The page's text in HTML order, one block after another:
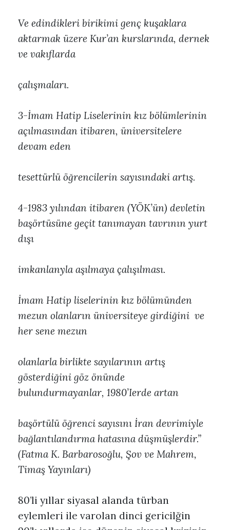
Ve edindikleri birikimi genç kuşaklara
aktarmak üzere Kur’an kurslarında, dernek
ve vakıflarda
çalışmaları.
3-İmam Hatip Liselerinin kız bölümlerinin
açılmasından itibaren, üniversitelere
devam eden
tesettürlü öğrencilerin sayısındaki artış.
4-1983 yılından itibaren (YÖK’ün) devletin
başörtüsüne geçit tanımayan tavrının yurt
dışı
imkanlanyla aşılmaya çalışılması.
İmam Hatip liselerinin kız bölümünden
mezun olanların üniversiteye girdiğini ve
her sene mezun
olanlarla birlikte sayılarının artış
gösterdiğini göz önünde
bulundurmayanlar, 1980’Ierde artan
başörtülü öğrenci sayısını İran devrimiyle
bağlantılandırma hatasına düşmüşlerdir.”
(Fatma K. Barbarosoğlu, Şov ve Mahrem,
Timaş Yayınları)
80’li yıllar siyasal alanda türban
eylemleri ile varolan dinci gericilğin